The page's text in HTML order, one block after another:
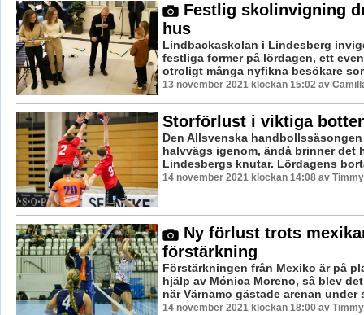
Festlig skolinvigning
hus
Lindbackaskolan i Lindesberg
festliga former på lördagen, ett
otroligt många nyfikna besökare
13 november 2021 klockan 15:02 av
Storförlust i viktiga
Den Allsvenska
halvvägs igenom, ändå brinner det
Lindesbergs knutar. Lördagens
14 november 2021 klockan 14:08 av
Ny förlust trots
förstärkning
Förstärkningen från Mexiko är på
hjälp av Mónica Moreno, så blev
när Värnamo gästade arenan under
14 november 2021 klockan 18:00 av